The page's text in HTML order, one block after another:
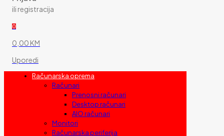
ili registracija
0
0,00 KM
Uporedi
Računarska oprema
Računari
Prenosni računari
Desktop računari
AIO računari
Monitori
Računarska periferija